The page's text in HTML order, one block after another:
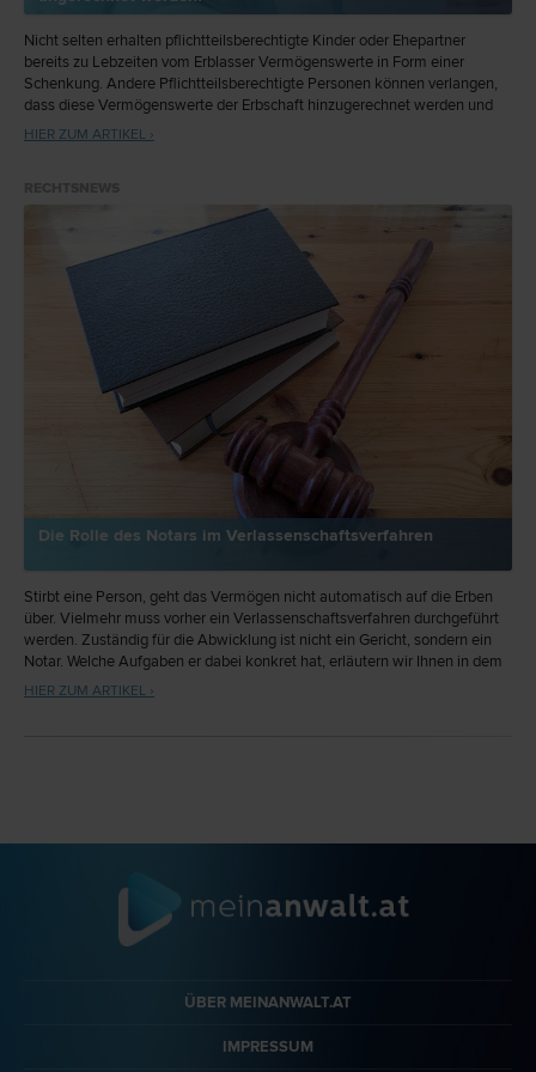
Nicht selten erhalten pflichtteilsberechtigte Kinder oder Ehepartner
bereits zu Lebzeiten vom Erblasser Vermögenswerte in Form einer
Schenkung. Andere Pflichtteilsberechtigte Personen können verlangen,
dass diese Vermögenswerte der Erbschaft hinzugerechnet werden und
sich so der Pflichtteilsanspruch für sie erhöht.
HIER ZUM ARTIKEL ›
Die Rolle des Notars im Verlassenschaftsverfahren
Stirbt eine Person, geht das Vermögen nicht automatisch auf die Erben
über. Vielmehr muss vorher ein Verlassenschaftsverfahren durchgeführt
werden. Zuständig für die Abwicklung ist nicht ein Gericht, sondern ein
Notar. Welche Aufgaben er dabei konkret hat, erläutern wir Ihnen in dem
folgenden Beitrag.
HIER ZUM ARTIKEL ›
ÜBER MEINANWALT.AT
IMPRESSUM